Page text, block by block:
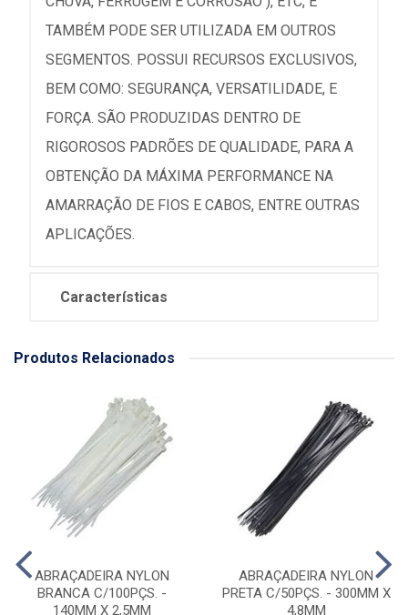
TAMBÉM PODE SER UTILIZADA EM OUTROS
SEGMENTOS. POSSUI RECURSOS EXCLUSIVOS,
BEM COMO: SEGURANÇA, VERSATILIDADE, E
FORÇA. SÃO PRODUZIDAS DENTRO DE
RIGOROSOS PADRÕES DE QUALIDADE, PARA A
OBTENÇÃO DA MÁXIMA PERFORMANCE NA
AMARRAÇÃO DE FIOS E CABOS, ENTRE OUTRAS
APLICAÇÕES.
Características
Produtos Relacionados
ABRAÇADEIRA NYLON
BRANCA C/100PÇS. -
140MM X 2,5MM
ABRAÇADEIRA NYLON
PRETA C/50PÇS. - 300MM X
4,8MM